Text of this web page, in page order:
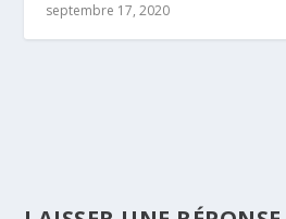
septembre 17, 2020